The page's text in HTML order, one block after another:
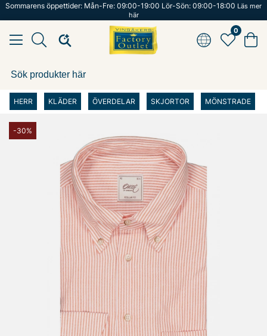
Sommarens öppettider: Mån-Fre: 09:00-19:00 Lör-Sön: 09:00-18:00 Läs mer
här
0
HERR KLÄDER ÖVERDELAR SKJORTOR MÖNSTRADE
-30%